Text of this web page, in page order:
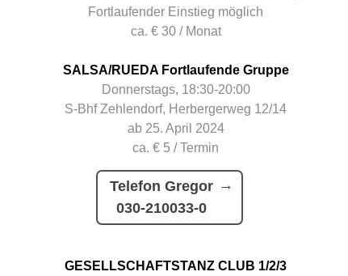
Fortlaufender Einstieg möglich
ca. € 30 / Monat
SALSA/RUEDA Fortlaufende Gruppe
Donnerstags, 18:30-20:00
S-Bhf Zehlendorf, Herbergerweg 12/14
ab 25. April 2024
ca. € 5 / Termin
Telefon Gregor
030-210033-0
GESELLSCHAFTSTANZ CLUB 1/2/3